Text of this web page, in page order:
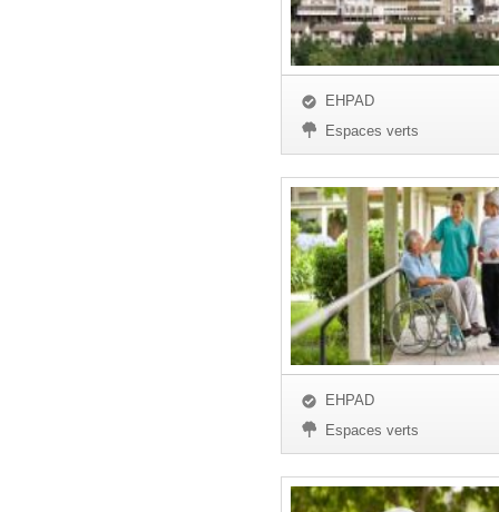
EHPAD
Espaces verts
EHPAD
Espaces verts